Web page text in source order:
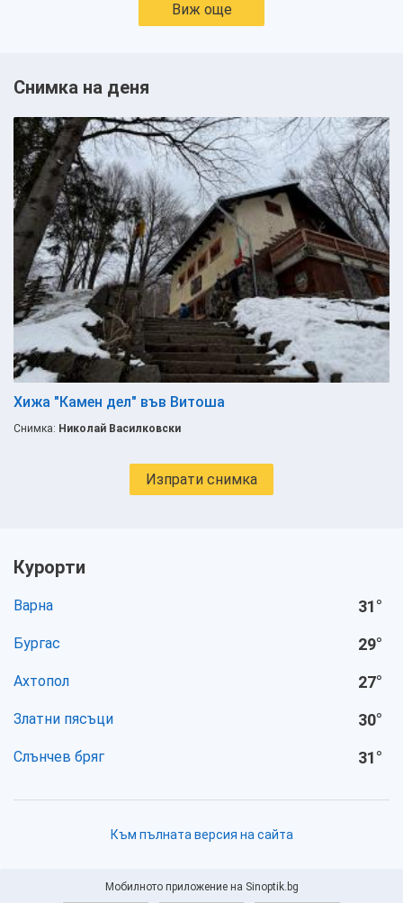
Виж още
Снимка на деня
Хижа "Камен дел" във Витоша
Снимка: Николай Василковски
Изпрати снимка
Курорти
Варна 31°
Бургас 29°
Ахтопол 27°
Златни пясъци 30°
Слънчев бряг 31°
Към пълната версия на сайта
Мобилното приложение на Sinoptik.bg